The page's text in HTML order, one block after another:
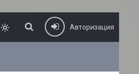
Авторизация